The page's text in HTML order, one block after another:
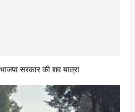
सरकार की शव यात्रा